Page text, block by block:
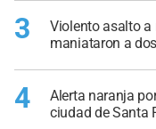
3
Violento asalto a
maniataron a
4
Alerta naranja
ciudad de Santa